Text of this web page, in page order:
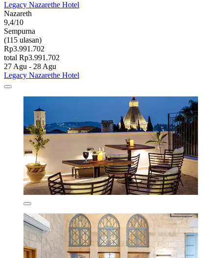
Legacy Nazarethe Hotel
Nazareth
9,4/10
Sempurna
(115 ulasan)
Rp3.991.702
total Rp3.991.702
27 Agu - 28 Agu
Legacy Nazarethe Hotel